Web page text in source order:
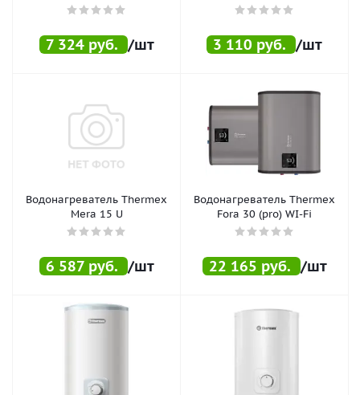
7 324руб. /шт 3 110 руб. /шт
Водонагреватель Thermex
Mera 15 U
6 587руб. /шт
Водонагреватель Thermex
Fora 30 (pro) WI-Fi
22 165 руб. /шт